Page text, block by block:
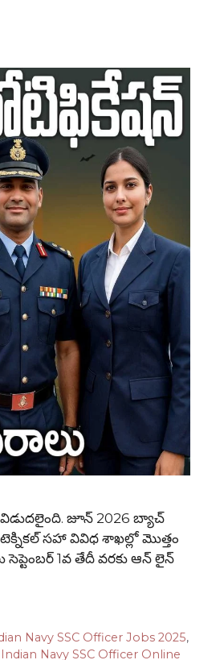
జూన్ 2026 బ్యాచ్
టెక్నికల్ సహా వివిధ శాఖల్లో మొత్తం
సెప్టెంబర్ 1వ తేదీ వరకు ఆన్ లైన్
Navy SSC Officer Jobs 2025,
Indian Navy SSC Officer Online